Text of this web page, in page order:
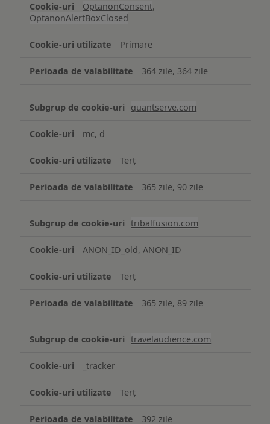
OptanonConsent,
OptanonAlertBoxClosed
Primare
364 zile, 364 zile
quantserve.com
mc, d
Terț
365 zile, 90 zile
tribalfusion.com
ANON_ID_old, ANON_ID
Terț
365 zile, 89 zile
travelaudience.com
_tracker
Terț
392 zile